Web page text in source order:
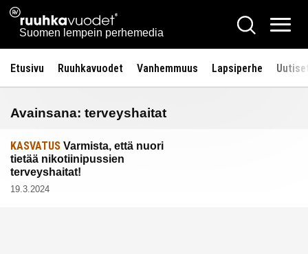
Siirry
sisältöön
Ruuhkavuodet.fi
Suomen lempein perhemedia
Hae
Etusivu Ruuhkavuodet Vanhemmuus Lapsiperhe
Avainsana: terveyshaitat
KASVATUS Varmista, että nuori
tietää nikotiinipussien
terveyshaitat!
19.3.2024